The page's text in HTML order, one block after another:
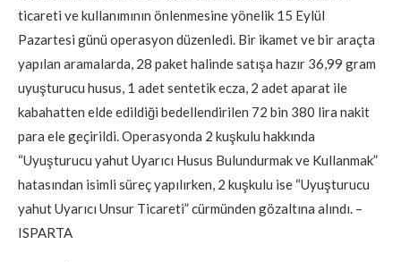
ticareti ve kullanımının önlenmesine yönelik 15 Eylül
Pazartesi günü operasyon düzenledi. Bir ikamet ve bir araçta
yapılan aramalarda, 28 paket halinde satışa hazır 36,99 gram
uyuşturucu husus, 1 adet sentetik ecza, 2 adet aparat ile
kabahatten elde edildiği bedellendirilen 72 bin 380 lira nakit
para ele geçirildi. Operasyonda 2 kuşkulu hakkında
“Uyuşturucu yahut Uyarıcı Husus Bulundurmak ve Kullanmak”
hatasından isimli süreç yapılırken, 2 kuşkulu ise “Uyuşturucu
yahut Uyarıcı Unsur Ticareti” cürmünden gözaltına alındı. –
ISPARTA